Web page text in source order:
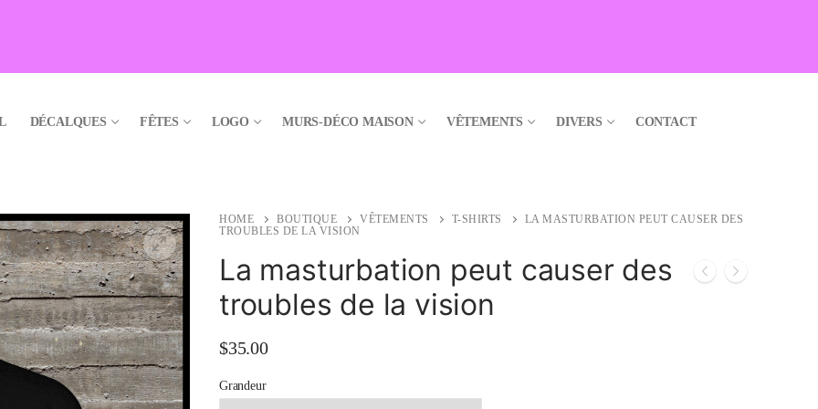
DÉCALQUES FÊTES LOGO MURS-DÉCO MAISON VÊTEMENTS DIVERS CONTACT
🔍
HOME BOUTIQUE VÊTEMENTS T-SHIRTS
LA MASTURBATION PEUT CAUSER DES
TROUBLES DE LA VISION
La masturbation peut causer des
troubles de la vision
$35.00
Grandeur